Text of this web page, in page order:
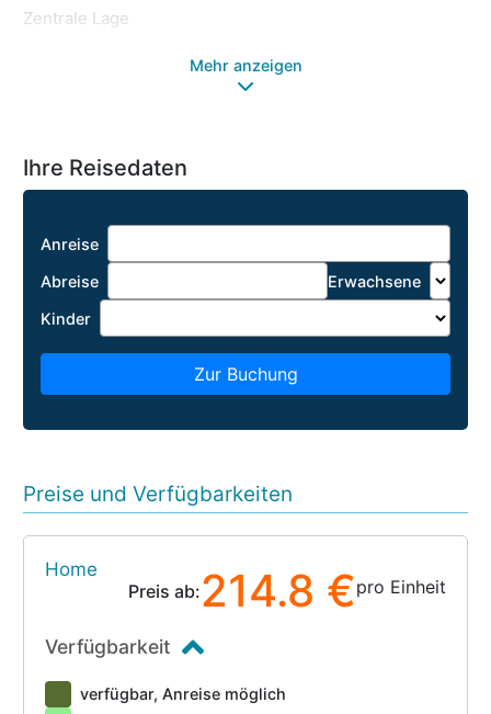
Zentrale Lage
Mehr anzeigen
Ihre Reisedaten
Anreise
Abreise
Erwachsene
Kinder
Zur Buchung
Preise und Verfügbarkeiten
Home
Preis ab:214.8 €pro Einheit
Verfügbarkeit
verfügbar, Anreise möglich